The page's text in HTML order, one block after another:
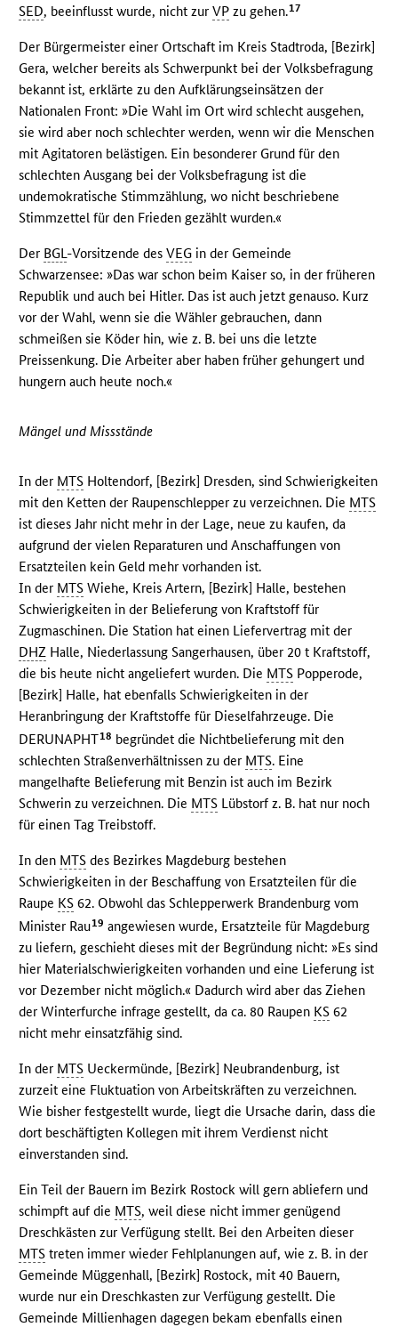
SED, beeinflusst wurde, nicht zurVP zu gehen.17
Der Bürgermeister einer Ortschaft im Kreis Stadtroda, [Bezirk]
Gera, welcher bereits als Schwerpunkt bei der Volksbefragung
bekannt ist, erklärte zu den Aufklärungseinsätzen der
Nationalen Front: »Die Wahl im Ort wird schlecht ausgehen,
sie wird aber noch schlechter werden, wenn wir die Menschen
mit Agitatoren belästigen. Ein besonderer Grund für den
schlechten Ausgang bei der Volksbefragung ist die
undemokratische Stimmzählung, wo nicht beschriebene
Stimmzettel für den Frieden gezählt wurden.«
Der BGL-Vorsitzende desVEG in der Gemeinde
Schwarzensee: »Das war schon beim Kaiser so, in der früheren
Republik und auch bei Hitler. Das ist auch jetzt genauso. Kurz
vor der Wahl, wenn sie die Wähler gebrauchen, dann
schmeißen sie Köder hin, wie z. B. bei uns die letzte
Preissenkung. Die Arbeiter aber haben früher gehungert und
hungern auch heute noch.«
Mängel und Missstände
In der MTS Holtendorf, [Bezirk] Dresden, sind Schwierigkeiten
mit den Ketten der Raupenschlepper zu verzeichnen. Die MTS
ist dieses Jahr nicht mehr in der Lage, neue zu kaufen, da
aufgrund der vielen Reparaturen und Anschaffungen von
Ersatzteilen kein Geld mehr vorhanden ist.
In der MTS Wiehe, Kreis Artern, [Bezirk] Halle, bestehen
Schwierigkeiten in der Belieferung von Kraftstoff für
Zugmaschinen. Die Station hat einen Liefervertrag mit der
DHZ Halle, Niederlassung Sangerhausen, über 20 t Kraftstoff,
die bis heute nicht angeliefert wurden. Die MTS Popperode,
[Bezirk] Halle, hat ebenfalls Schwierigkeiten in der
Heranbringung der Kraftstoffe für Dieselfahrzeuge. Die
DERUNAPHT18 begründet die Nichtbelieferung mit den
schlechten Straßenverhältnissen zu der MTS. Eine
mangelhafte Belieferung mit Benzin ist auch im Bezirk
Schwerin zu verzeichnen. Die MTS Lübstorf z. B. hat nur noch
für einen Tag Treibstoff.
In den MTS des Bezirkes Magdeburg bestehen
Schwierigkeiten in der Beschaffung von Ersatzteilen für die
Raupe KS 62. Obwohl das Schlepperwerk Brandenburg vom
Minister Rau19 angewiesen wurde, Ersatzteile für Magdeburg
zu liefern, geschieht dieses mit der Begründung nicht: »Es sind
hier Materialschwierigkeiten vorhanden und eine Lieferung ist
vor Dezember nicht möglich.« Dadurch wird aber das Ziehen
der Winterfurche infrage gestellt, da ca. 80 Raupen KS 62
nicht mehr einsatzfähig sind.
In der MTS Ueckermünde, [Bezirk] Neubrandenburg, ist
zurzeit eine Fluktuation von Arbeitskräften zu verzeichnen.
Wie bisher festgestellt wurde, liegt die Ursache darin, dass die
dort beschäftigten Kollegen mit ihrem Verdienst nicht
einverstanden sind.
Ein Teil der Bauern im Bezirk Rostock will gern abliefern und
schimpft auf die MTS, weil diese nicht immer genügend
Dreschkästen zur Verfügung stellt. Bei den Arbeiten dieser
MTS treten immer wieder Fehlplanungen auf, wie z. B. in der
Gemeinde Müggenhall, [Bezirk] Rostock, mit 40 Bauern,
wurde nur ein Dreschkasten zur Verfügung gestellt. Die
Gemeinde Millienhagen dagegen bekam ebenfalls einen